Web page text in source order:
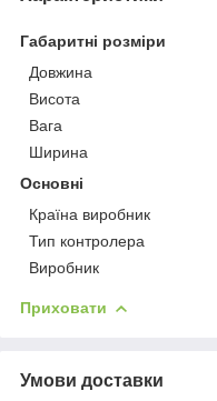
Габаритні розміри
Довжина
Висота
Вага
Ширина
Основні
Країна виробник
Тип контролера
Виробник
Приховати
Умови доставки